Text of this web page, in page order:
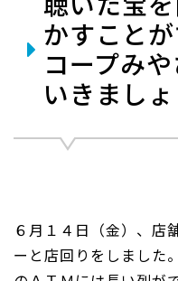
かすこと
コープみ
いきましょ
６月１４日（金）、店
ーと店回りをしました